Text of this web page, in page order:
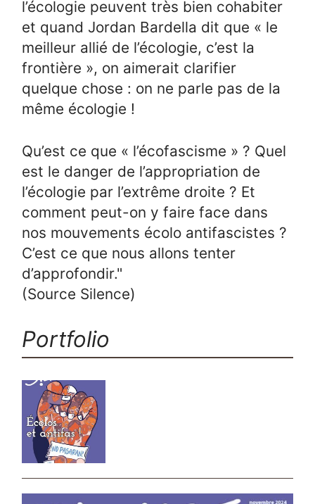
l’écologie peuvent très bien cohabiter
et quand Jordan Bardella dit que « le
meilleur allié de l’écologie, c’est la
frontière », on aimerait clarifier
quelque chose : on ne parle pas de la
même écologie !
Qu’est ce que « l’écofascisme » ? Quel
est le danger de l’appropriation de
l’écologie par l’extrême droite ? Et
comment peut-on y faire face dans
nos mouvements écolo antifascistes ?
C’est ce que nous allons tenter
d’approfondir."
(Source Silence)
Portfolio